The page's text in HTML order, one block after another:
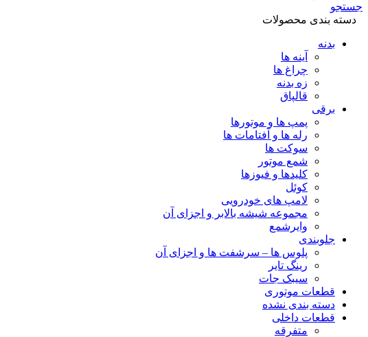
جستجو
دسته بندی محصولات
بدنه
آینه ها
چراغ ها
زه بدنه
قالپاق
برقی
پمپ ها و موتورها
رله ها و آفتامات ها
سوکت ها
شمع موتور
کلیدها و فیوزها
کوئل
لامپ های خودرویی
مجموعه شیشه بالابر و اجزای آن
وایرشمع
جلوبندی
پلوس ها – سرشفت ها و اجزای آن
رینگ تایر
سیبک جات
قطعات موتوری
دسته بندی نشده
قطعات داخلی
متفرقه